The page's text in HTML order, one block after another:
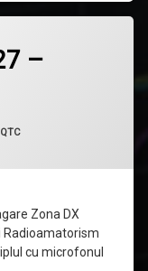
–
Categorii:
QTC
Zona DX
Radioamatorism
cu microfonul